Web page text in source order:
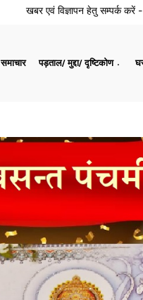
खबर एवं विज्ञापन हेतु सम्पर्क करें -
समाचार पड़ताल/ मुद्दा/ दृष्टिकोण